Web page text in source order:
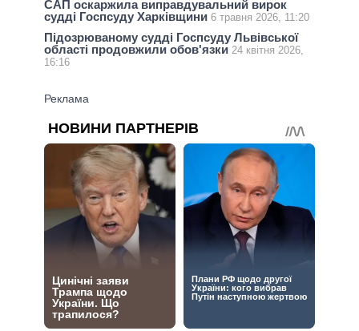
САП оскаржила виправдувальний вирок
судді Госпсуду Харківщини 6 травня 2026, 11:20
Підозрюваному судді Госпсуду Львівської
області продовжили обов'язки 24 квітня 2026,
16:16